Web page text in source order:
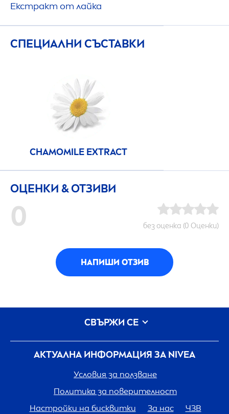
Екстракт от лайка
СПЕЦИАЛНИ СЪСТАВКИ
CHAMOMILE EXTRACT
ОЦЕНКИ & ОТЗИВИ
0 без оценка (0 Оценки)
НАПИШИ ОТЗИВ
АКТУАЛНА ИНФОРМАЦИЯ ЗА NIVEA
Условия за ползване
Политика за поверителност
Настройки на бисквитки
За нас ЧЗВ
СВЪРЖИ СЕ